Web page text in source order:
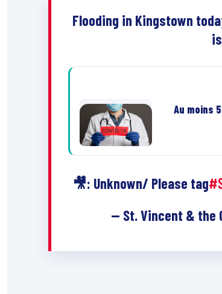
Flooding in Kingstown
Au moins
🎥: Unknown/ Please tag
— St. Vincent &